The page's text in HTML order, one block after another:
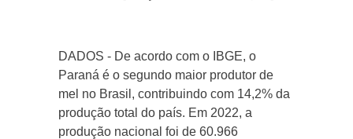
DADOS - De acordo com o IBGE, o
Paraná é o segundo maior produtor de
mel no Brasil, contribuindo com 14,2% da
produção total do país. Em 2022, a
produção nacional foi de 60.966